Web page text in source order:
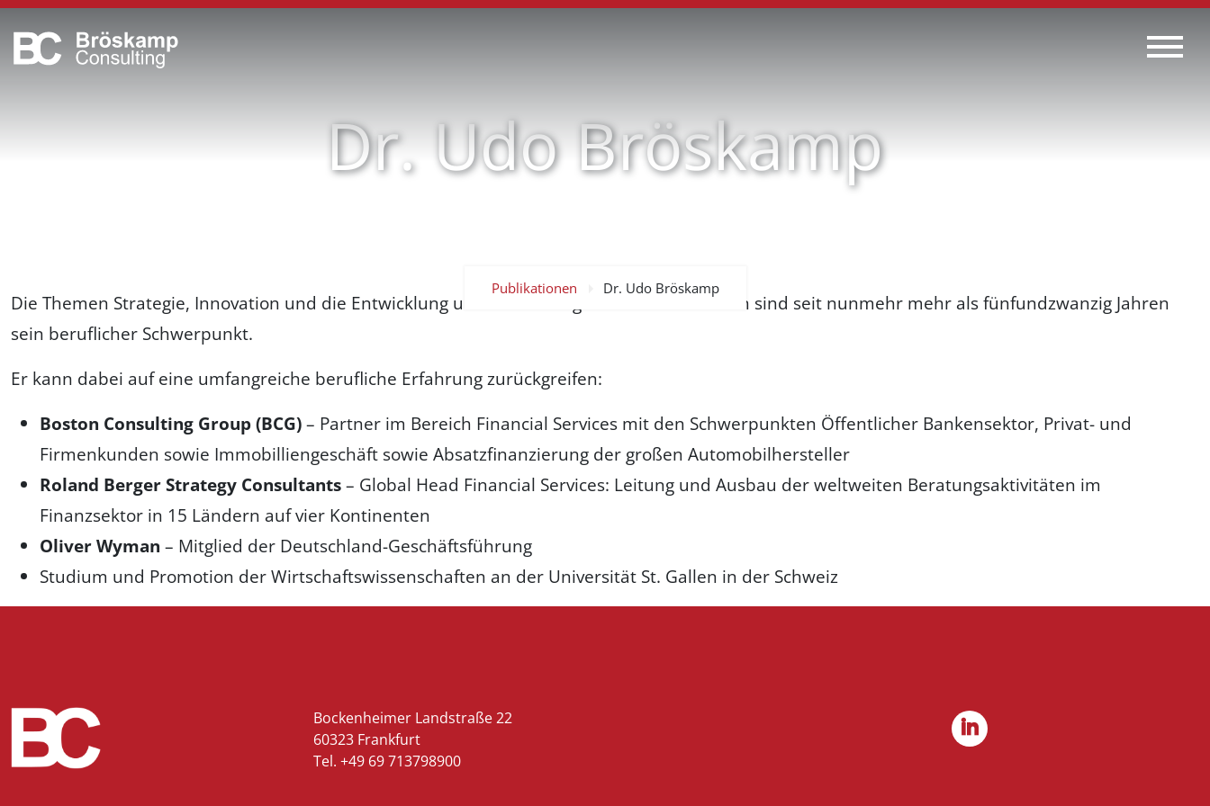
Skip
content
Dr. Udo Bröskamp
Publikationen Dr. Udo Bröskamp
Die Themen Strategie, Innovation und die Entwicklung und Umsetzung von M&A-Aktivitäten sind seit nunmehr mehr als fünfundzwanzig Jahren
sein beruflicher Schwerpunkt.
Er kann dabei auf eine umfangreiche berufliche Erfahrung zurückgreifen:
Boston Consulting Group(BCG)– Partner im Bereich Financial Services mit den Schwerpunkten Öffentlicher Bankensektor, Privat- und
Firmenkunden sowie Immobilliengeschäft sowie Absatzfinanzierung der großen Automobilhersteller
Roland Berger Strategy Consultants– Global Head Financial Services: Leitung und Ausbau der weltweiten Beratungsaktivitäten im
Finanzsektor in 15 Ländern auf vier Kontinenten
Oliver Wyman – Mitglied der Deutschland-Geschäftsführung
Studium und Promotion der Wirtschaftswissenschaften an der Universität St. Gallen in der Schweiz
Bockenheimer Landstraße 22
60323 Frankfurt
Tel. +49 69 713798900